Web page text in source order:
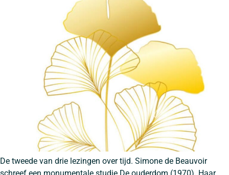
De tweede van drie lezingen over tijd. Simone de Beauvoir